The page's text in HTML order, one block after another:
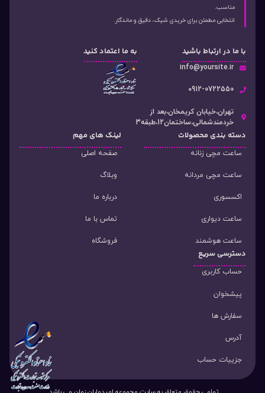
مناسب.
انتخابی مطمئن برای خریدی شیک، دقیق و ماندگار.
با ما در ارتباط باشید
info@yoursite.ir
۰912-0722550
تهران،خیابان کریمخان،بعد از
خردمندشمالی،ساختمان12،طبقه3
به ما اعتماد کنید
دسته‌ بندی محصولات
ساعت مچی زنانه
ساعت مچی مردانه
اکسسوری
ساعت دیواری
ساعت هوشمند
لینک های مهم
صفحه اصلی
وبلاگ
درباره ما
تماس با ما
فروشگاه
دسترسی سریع
حساب کاربری
پیشخوان
سفارش ها
آدرس
جزییات حساب